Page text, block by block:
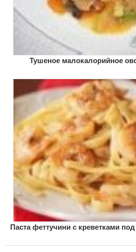
Тушеное малокалорийное
Паста феттучини с креветками